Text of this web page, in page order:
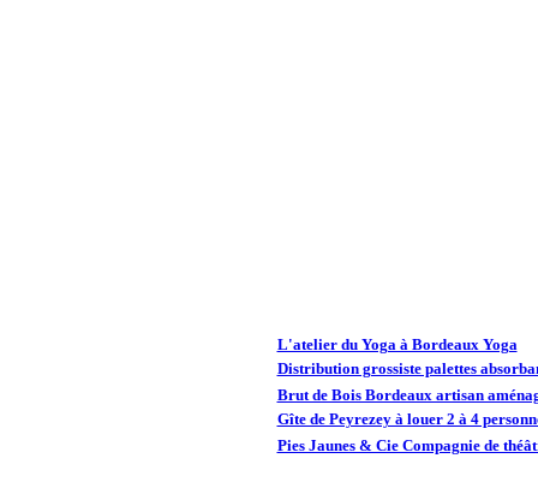
L'atelier du Yoga à Bordeaux Yoga
Distribution grossiste palettes
Brut de Bois Bordeaux artisan
Gîte de Peyrezey à louer 2 à 4
Pies Jaunes & Cie Compagnie de